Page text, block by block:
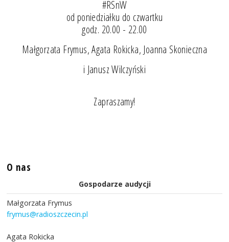
#RSnW
od poniedziałku do czwartku
godz. 20.00 - 22.00
Małgorzata Frymus, Agata Rokicka, Joanna Skonieczna
i Janusz Wilczyński
Zapraszamy!
O nas
Gospodarze audycji
Małgorzata Frymus
frymus@radioszczecin.pl
Agata Rokicka